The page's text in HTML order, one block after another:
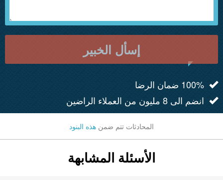
إسأل الخبير
100% ضمان الرضا
انضم الى 8 مليون من العملاء الراضين
المحادثات تتم ضمن هذه البنود
الأسئلة المشابهة